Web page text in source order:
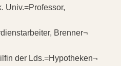
Univ.=Professor,
Brenner¬
der Lds.=Hypotheken¬